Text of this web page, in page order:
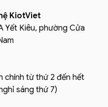
KiotViet
Yết Kiêu, phường Cửa
chính từ thứ 2 đến hết
sáng thứ 7)